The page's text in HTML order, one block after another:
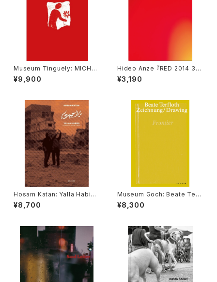
Museum Tinguely: MICHAE
L LANDY. OUT OF ORDER
¥9,900
Hideo Anze 『RED 2014 36
5 (PICNIC #14)』
¥3,190
Hosam Katan: Yalla Habibi:
Living with War in Aleppo
¥8,700
Museum Goch: Beate Terfl
oth Zeichnung/Drawing
¥8,300